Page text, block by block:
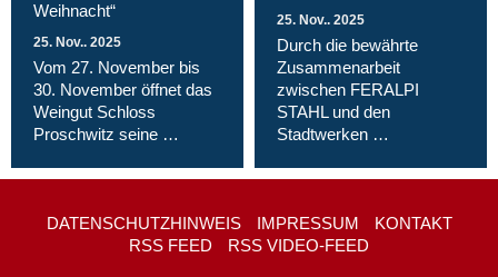
Weihnacht“
25. Nov.. 2025
Vom 27. November bis
30. November öffnet das
Weingut Schloss
Proschwitz seine …
25. Nov.. 2025
Durch die bewährte
Zusammenarbeit
zwischen FERALPI
STAHL und den
Stadtwerken …
DATENSCHUTZHINWEIS IMPRESSUM
KONTAKT
RSS FEED
RSS VIDEO-FEED